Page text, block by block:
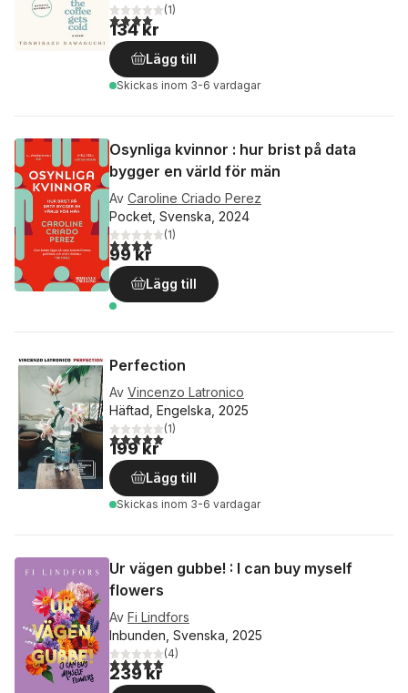
4,0utav 5 stjärnor. Totalt antal röster:
(1)
134 kr
Lägg till
Skickas inom 3-6 vardagar
Osynliga kvinnor : hur brist på data
bygger en värld för män
Av Caroline Criado Perez
Pocket, Svenska, 2024
4,0utav 5 stjärnor. Totalt antal röster:
(1)
99 kr
Lägg till
Perfection
Av Vincenzo Latronico
Häftad, Engelska, 2025
5,0utav 5 stjärnor. Totalt antal röster:
(1)
199 kr
Lägg till
Skickas inom 3-6 vardagar
Ur vägen gubbe! : I can buy myself
flowers
Av Fi Lindfors
Inbunden, Svenska, 2025
5,0utav 5 stjärnor. Totalt antal röster:
(4)
239 kr